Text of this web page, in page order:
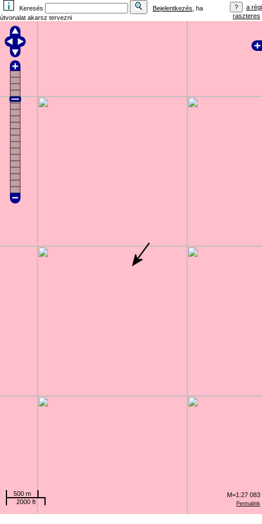
Keresés Bejelentkezés , ha
útvonalat akarsz tervezni
a régi
raszteres
Permalink
500 m
2000 ft
M=1:27 083